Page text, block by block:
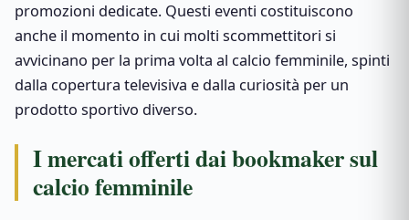
promozioni dedicate. Questi eventi costituiscono
anche il momento in cui molti scommettitori si
avvicinano per la prima volta al calcio femminile, spinti
dalla copertura televisiva e dalla curiosità per un
prodotto sportivo diverso.
I mercati offerti dai bookmaker sul
calcio femminile